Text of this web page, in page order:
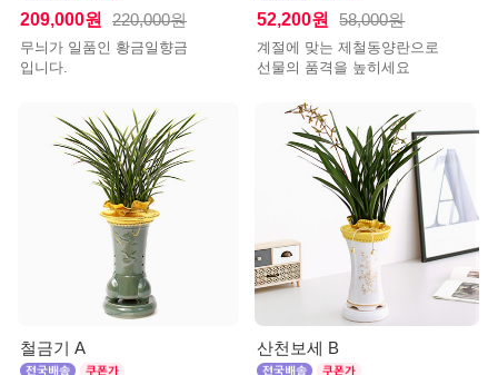
209,000원 220,000원
무늬가 일품인 황금일향금
입니다.
52,200원 58,000원
계절에 맞는 제철동양란으로
선물의 품격을 높히세요
철금기 A 산천보세 B